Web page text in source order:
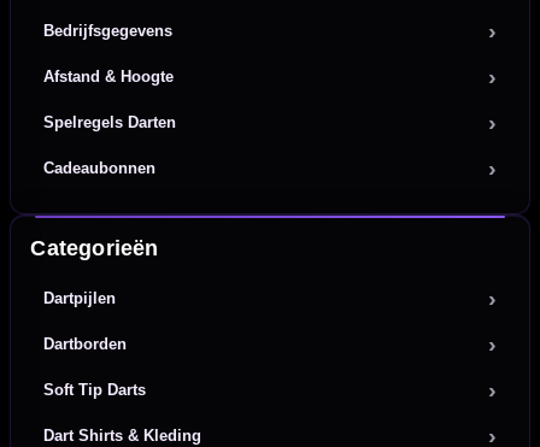
Bedrijfsgegevens
Afstand & Hoogte
Spelregels Darten
Cadeaubonnen
Categorieën
Dartpijlen
Dartborden
Soft Tip Darts
Dart Shirts & Kleding